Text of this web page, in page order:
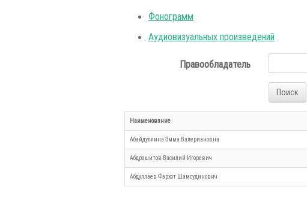
Фонограмм
Аудиовизуальных произведений
Правообладатель
Поиск
Наименование
Абайдуллина Эмма Валериановна
Абдрашитов Василий Игоревич
Абдуллаев Фархот Шамсудинович